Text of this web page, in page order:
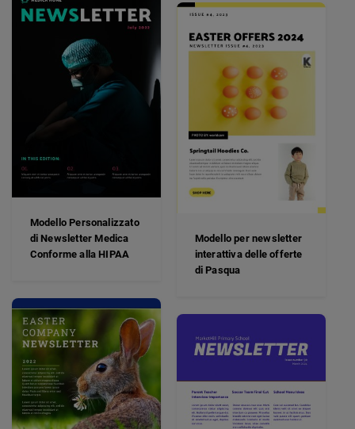
Modello Personalizzato
di Newsletter Medica
Conforme alla HIPAA
Modello per newsletter
interattiva delle offerte
di Pasqua